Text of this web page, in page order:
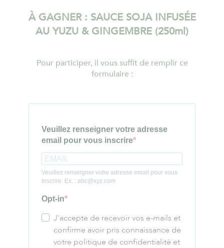
À GAGNER : SAUCE SOJA INFUSÉE
AU YUZU & GINGEMBRE (250ml)
Pour participer, il vous suffit de remplir ce
formulaire :
Veuillez renseigner votre adresse
email pour vous inscrire
Veuillez renseigner votre adresse email pour vous
inscrire. Ex. : abc@xyz.com
Opt-in
J'accepte de recevoir vos e-mails et
confirme avoir pris connaissance de
votre politique de confidentialité et